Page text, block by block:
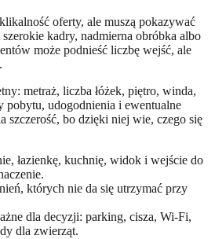
oferty, ale muszą pokazywać
kadry, nadmierna obróbka albo
może podnieść liczbę wejść, ale
metraż, liczba łóżek, piętro, winda,
pobytu, udogodnienia i ewentualne
szczerość, bo dzięki niej wie, czego się
łazienkę, kuchnię, widok i wejście do
których nie da się utrzymać przy
dla decyzji: parking, cisza, Wi-Fi,
dla zwierząt.